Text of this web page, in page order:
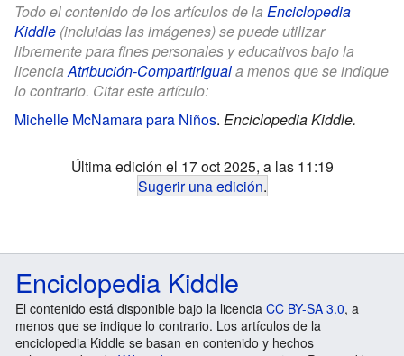
Todo el contenido de los artículos de la Enciclopedia
Kiddle (incluidas las imágenes) se puede utilizar
libremente para fines personales y educativos bajo la
licenciaAtribución-CompartirIguala menos que se indique
lo contrario. Citar este artículo:
Michelle McNamara para Niños. Enciclopedia Kiddle.
Última edición el 17 oct 2025, a las 11:19
Sugerir una edición.
Enciclopedia Kiddle
El contenido está disponible bajo la licencia CC BY-SA 3.0, a
menos que se indique lo contrario. Los artículos de la
enciclopedia Kiddle se basan en contenido y hechos